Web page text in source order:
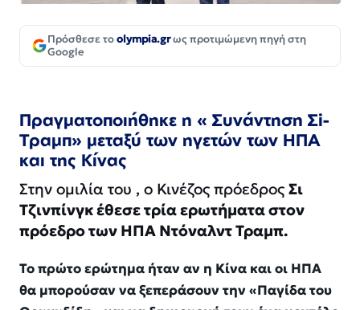
Πρόσθεσε τοolympia.grως προτιμώμενη πηγή στη
Google
Πραγματοποιήθηκε η « Συνάντηση Σi-
Τραμπ» μεταξύ των ηγετών των ΗΠΑ
και της Κίνας
Στην ομιλία του , ο Κινέζος πρόεδρος Σι
Τζινπίνγκ έθεσε τρία ερωτήματα στον
πρόεδρο των ΗΠΑ Ντόναλντ Τραμπ.
Το πρώτο ερώτημα ήταν αν η Κίνα και οι ΗΠΑ
θα μπορούσαν να ξεπεράσουν την «Παγίδα του